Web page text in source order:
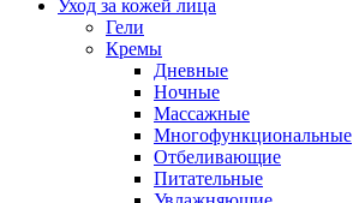
Уход за кожей лица
Гели
Кремы
Дневные
Ночные
Массажные
Многофункциональные
Отбеливающие
Питательные